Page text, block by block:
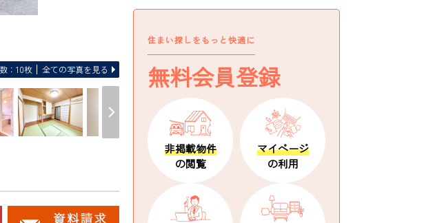
：10枚 全ての写真を見る
住まい探しをもっと快適に
無料会員登録
非掲載物件
の閲覧
マイページ
の利用